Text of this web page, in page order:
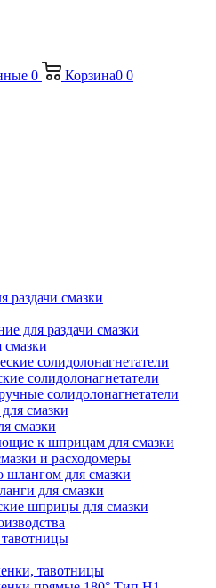
0 Корзина0 0
раздачи смазки
для раздачи смазки
смазки
солидолонагнетатели
солидолонагнетатели
солидолонагнетатели
смазки
смазки
к шприцам для смазки
и расходомеры
шлангом для смазки
для смазки
шприцы для смазки
тавотницы